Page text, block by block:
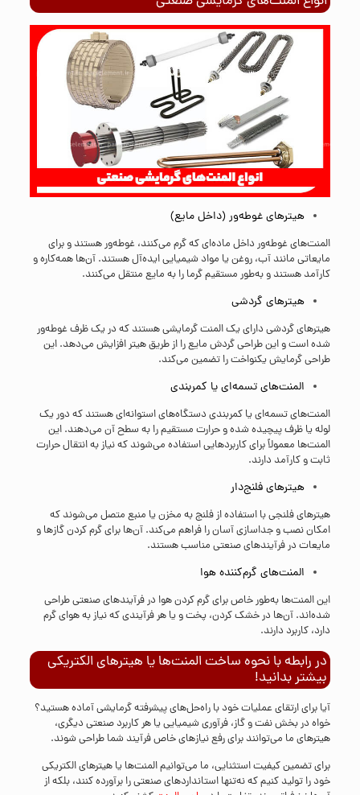
هیترهای غوطه‌ور (داخل مایع)
المنت‌های غوطه‌ور داخل ماده‌ای که گرم می‌کنند، غوطه‌ور هستند و برای
مایعاتی مانند آب، روغن یا مواد شیمیایی ایده‌آل هستند. آن‌ها همه‌کاره و
کارآمد هستند و به‌طور مستقیم گرما را به مایع منتقل می‌کنند.
هیترهای گردشی
هیترهای گردشی دارای یک المنت گرمایشی هستند که در یک ظرف غوطه‌ور
شده است و این طراحی گردش مایع را از طریق هیتر افزایش می‌دهد. این
طراحی گرمایش یکنواخت را تضمین می‌کند.
المنت‌های تسمه‌ای یا کمربندی
المنت‌های تسمه‌ای یا کمربندی دستگاه‌های استوانه‌ای هستند که دور یک
لوله یا ظرف پیچیده شده و حرارت مستقیم را به سطح آن می‌دهند. این
المنت‌ها معمولاً برای کاربردهایی استفاده می‌شوند که نیاز به انتقال حرارت
ثابت و کارآمد دارند.
هیترهای فلنج‌دار
هیترهای فلنجی با استفاده از فلنج به مخزن یا منبع متصل می‌شوند که
امکان نصب و جداسازی آسان را فراهم می‌کند. آن‌ها برای گرم کردن گازها و
مایعات در فرآیندهای صنعتی مناسب هستند.
المنت‌های گرم‌کننده هوا
این المنت‌ها به‌طور خاص برای گرم کردن هوا در فرآیندهای صنعتی طراحی
شده‌اند. آن‌ها در خشک کردن، پخت و یا هر فرآیندی که نیاز به هوای گرم
دارد، کاربرد دارند.
در رابطه با نحوه ساخت المنت‌ها یا هیترهای الکتریکی
بیشتر بدانید!
آیا برای ارتقای عملیات خود با راه‌حل‌های پیشرفته گرمایشی آماده هستید؟
خواه در بخش نفت و گاز، فرآوری شیمیایی یا هر کاربرد صنعتی دیگری،
هیترهای ما می‌توانند برای رفع نیازهای خاص فرآیند شما طراحی شوند.
برای تضمین کیفیت استثنایی، ما می‌توانیم المنت‌ها یا هیترهای الکتریکی
خود را تولید کنیم که نه‌تنها استانداردهای صنعتی را برآورده کنند، بلکه از